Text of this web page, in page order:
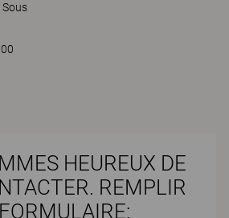
HEUREUX DE
REMPLIR